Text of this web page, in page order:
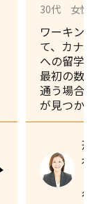
30代 女性
ワーキング
て、カナダ
への留学を
最初の数ヶ
通う場合の
が見つかり
恐れ
社で
行